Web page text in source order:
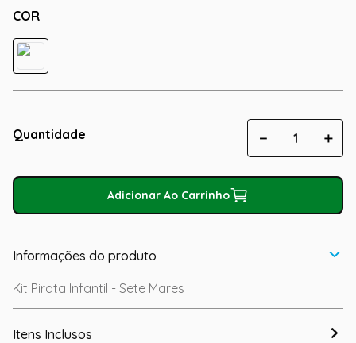
COR
Quantidade ＋
－
Adicionar Ao Carrinho
Informações do produto
Kit Pirata Infantil - Sete Mares
Itens Inclusos